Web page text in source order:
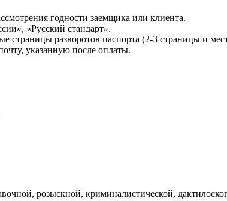
годности заемщика или клиента.
«Русский стандарт».
страницы разворотов паспорта (2-3 страницы и
указанную после оплаты.
розыскной, криминалистической,